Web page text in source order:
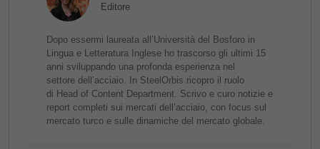
Editore
Dopo essermi laureata all’Università del Bosforo in
Lingua e Letteratura Inglese ho trascorso gli ultimi 15
anni sviluppando una profonda esperienza nel
settore dell’acciaio. In SteelOrbis ricopro il ruolo
di Head of Content Department. Scrivo e curo notizie e
report completi sui mercati dell’acciaio, con focus sul
mercato turco e sulle dinamiche del mercato globale.